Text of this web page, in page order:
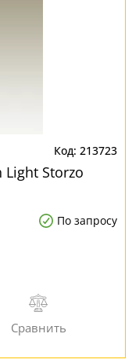
213723
Light Storzo
По запросу